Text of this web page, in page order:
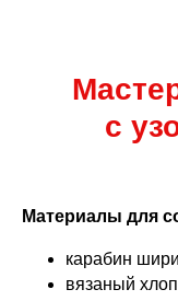
с
Материалы для
карабин
вязаный